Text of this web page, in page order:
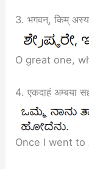
3. भगवन्, किम् अस्य
O great one,
4. एकदाहं अम्बया
Once I went to